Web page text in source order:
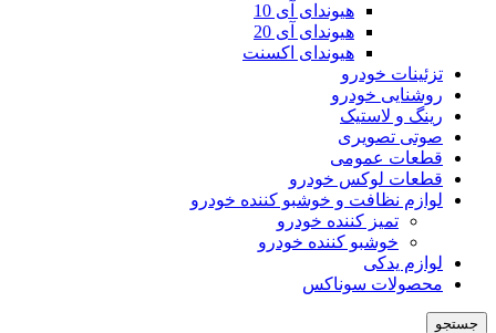
هیوندای آی 10
هیوندای آی 20
هیوندای اکسنت
تزئینات خودرو
روشنایی خودرو
رینگ و لاستیک
صوتی تصویری
قطعات عمومی
قطعات لوکس خودرو
لوازم نظافت و خوشبو کننده خودرو
تمیز کننده خودرو
خوشبو کننده خودرو
لوازم یدکی
محصولات سوناکس
جستجو